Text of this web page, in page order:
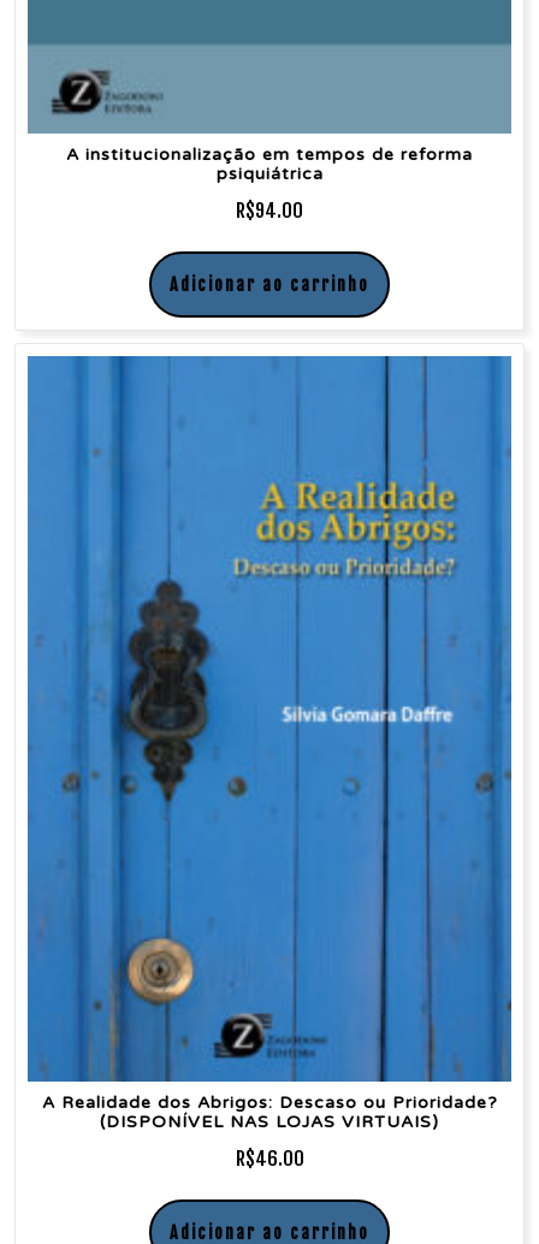
A institucionalização em tempos de reforma
psiquiátrica
R$94.00
Adicionar ao carrinho
A Realidade dos Abrigos: Descaso ou Prioridade?
(DISPONÍVEL NAS LOJAS VIRTUAIS)
R$46.00
Adicionar ao carrinho